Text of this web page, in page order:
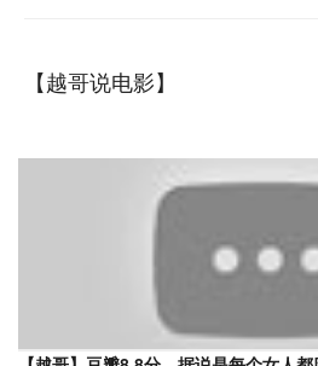
【越哥说电影】